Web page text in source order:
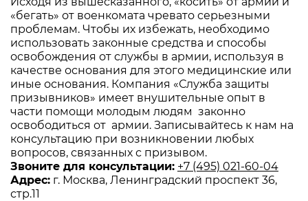
«бегать» от военкомата чревато серьезными
проблемам. Чтобы их избежать, необходимо
использовать законные средства и способы
освобождения от службы в армии, используя в
качестве основания для этого медицинские или
иные основания. Компания «Служба защиты
призывников» имеет внушительные опыт в
части помощи молодым людям законно
освободиться от армии. Записывайтесь к нам на
консультацию при возникновении любых
вопросов, связанных с призывом.
Звоните для консультации: +7 (495) 021-60-04
Адрес: г. Москва, Ленинградский проспект 36,
стр.11